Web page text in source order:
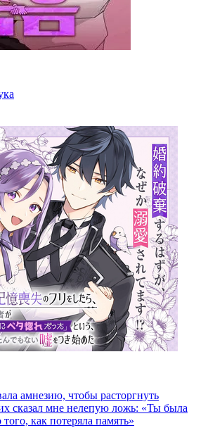
амнезию, чтобы расторгнуть
сказал мне нелепую ложь: «Ты была
как потеряла память»